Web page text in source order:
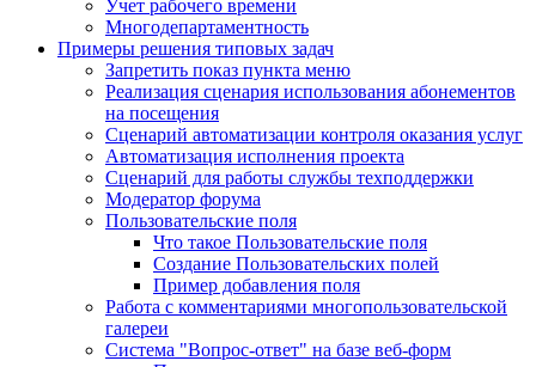
Учет рабочего времени
Многодепартаментность
Примеры решения типовых задач
Запретить показ пункта меню
Реализация сценария использования абонементов
на посещения
Сценарий автоматизации контроля оказания услуг
Автоматизация исполнения проекта
Сценарий для работы службы техподдержки
Модератор форума
Пользовательские поля
Что такое Пользовательские поля
Создание Пользовательских полей
Пример добавления поля
Работа с комментариями многопользовательской
галереи
Система "Вопрос-ответ" на базе веб-форм